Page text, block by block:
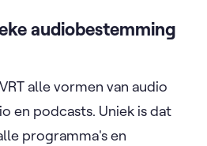
audiobestemming
alle vormen van audio
en podcasts. Uniek is dat
programma's en